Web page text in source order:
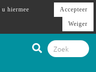
hiermee
Accepteer
Weiger